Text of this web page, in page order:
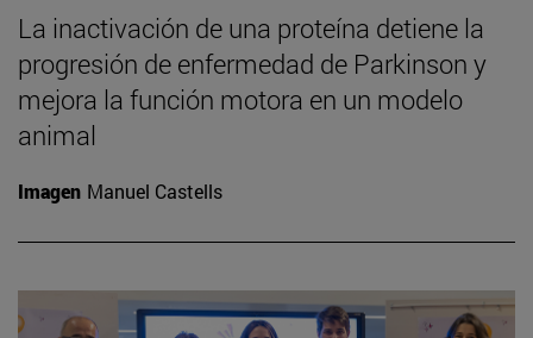
La inactivación de una proteína detiene la
progresión de enfermedad de Parkinson y
mejora la función motora en un modelo
animal
Imagen Manuel Castells